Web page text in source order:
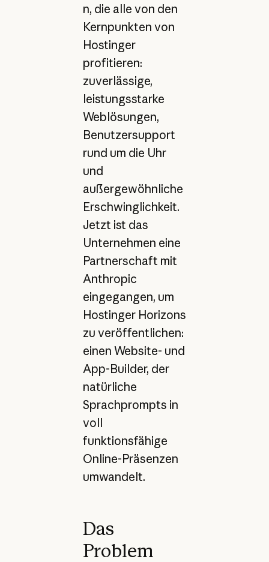
n, die alle von den
Kernpunkten von
Hostinger
profitieren:
zuverlässige,
leistungsstarke
Weblösungen,
Benutzersupport
rund um die Uhr
und
außergewöhnliche
Erschwinglichkeit.
Jetzt ist das
Unternehmen eine
Partnerschaft mit
Anthropic
eingegangen, um
Hostinger Horizons
zu veröffentlichen:
einen Website- und
App-Builder, der
natürliche
Sprachprompts in
voll
funktionsfähige
Online-Präsenzen
umwandelt.
Das
Problem